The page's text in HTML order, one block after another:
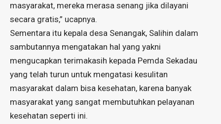
masyarakat, mereka merasa senang jika dilayani
secara gratis,” ucapnya.
Sementara itu kepala desa Senangak, Salihin dalam
sambutannya mengatakan hal yang yakni
mengucapkan terimakasih kepada Pemda Sekadau
yang telah turun untuk mengatasi kesulitan
masyarakat dalam bisa kesehatan, karena banyak
masyarakat yang sangat membutuhkan pelayanan
kesehatan seperti ini.